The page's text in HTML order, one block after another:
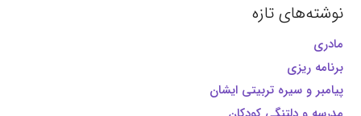
نوشته‌های تازه
مادری
برنامه ریزی
پیامبر و سیره تربیتی ایشان